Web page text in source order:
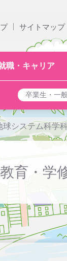
サイトマップ
|
職・キャリア
卒業生・一
球システム科学
育・学